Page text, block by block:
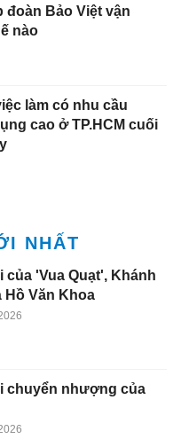
đoàn Bảo Việt vận
nào
làm có nhu cầu
cao ở TP.HCM cuối
NHẤT
của 'Vua Quạt', Khánh
Hồ Văn Khoa
chuyển nhượng của